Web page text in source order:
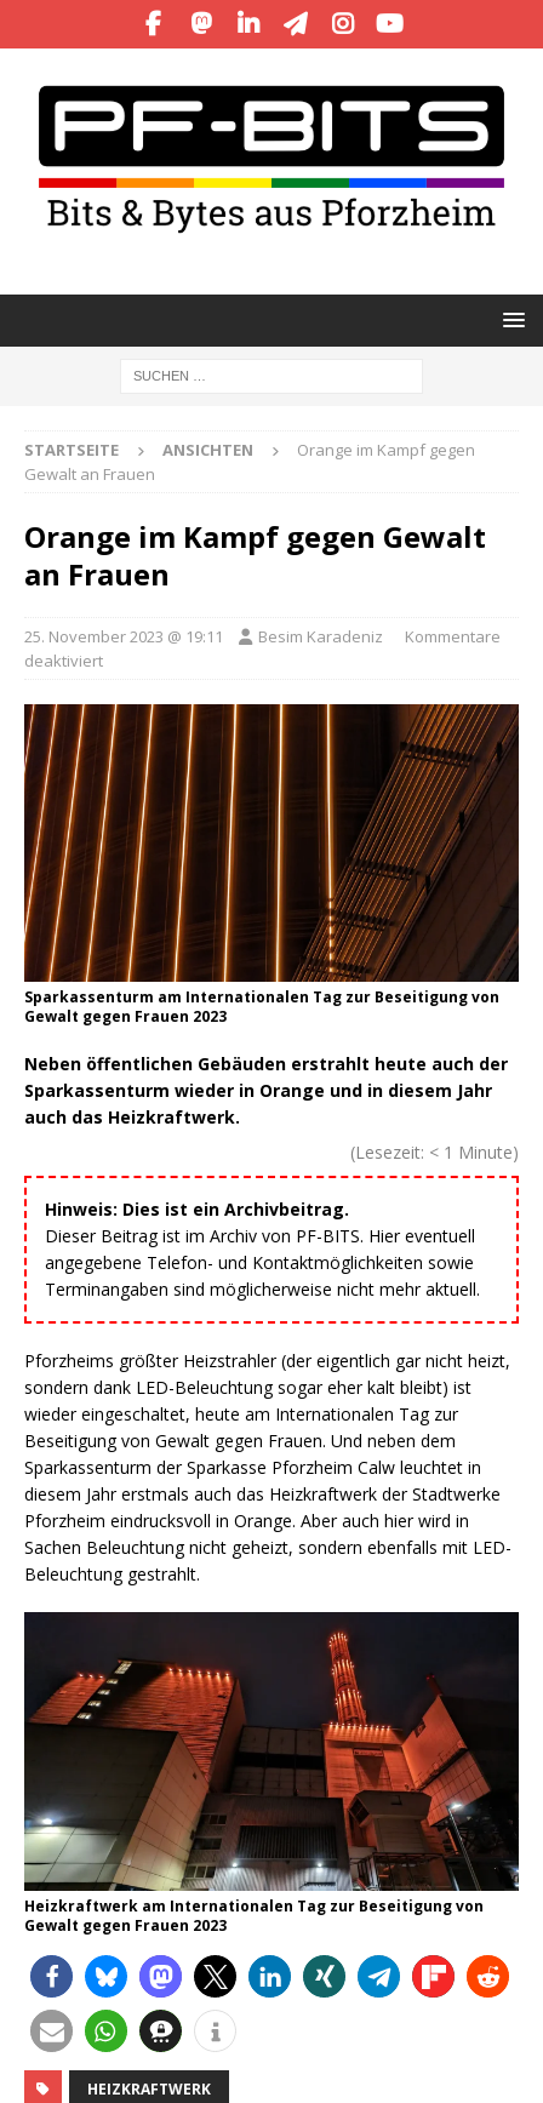
STARTSEITE ANSICHTEN
Orange im Kampf gegen
Gewalt an Frauen
Orange im Kampf gegen Gewalt
an Frauen
25. November 2023 @ 19:11 Besim Karadeniz
Kommentare
deaktiviert
Sparkassenturm am Internationalen Tag zur Beseitigung von
Gewalt gegen Frauen 2023
Neben öffentlichen Gebäuden erstrahlt heute auch der
Sparkassenturm wieder in Orange und in diesem Jahr
auch das Heizkraftwerk.
(Lesezeit: < 1 Minute)
Hinweis: Dies ist ein Archivbeitrag.
Dieser Beitrag ist im Archiv von PF-BITS. Hier eventuell
angegebene Telefon- und Kontaktmöglichkeiten sowie
Terminangaben sind möglicherweise nicht mehr aktuell.
Pforzheims größter Heizstrahler (der eigentlich gar nicht heizt,
sondern dank LED-Beleuchtung sogar eher kalt bleibt) ist
wieder eingeschaltet, heute am Internationalen Tag zur
Beseitigung von Gewalt gegen Frauen. Und neben dem
Sparkassenturm der Sparkasse Pforzheim Calw leuchtet in
diesem Jahr erstmals auch das Heizkraftwerk der Stadtwerke
Pforzheim eindrucksvoll in Orange. Aber auch hier wird in
Sachen Beleuchtung nicht geheizt, sondern ebenfalls mit LED-
Beleuchtung gestrahlt.
Heizkraftwerk am Internationalen Tag zur Beseitigung von
Gewalt gegen Frauen 2023
HEIZKRAFTWERK